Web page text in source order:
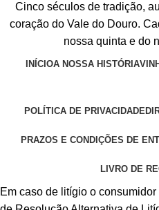
Cinco séculos de tradição,
coração do Vale do Douro.
nossa quinta e do
INÍCIOA NOSSA HISTÓRIA
POLÍTICA DE PRIVACIDADE
PRAZOS E CONDIÇÕES DE
LIVRO DE
Em caso de litígio o